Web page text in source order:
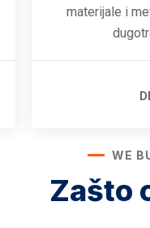
materijale i
WE
Zašto